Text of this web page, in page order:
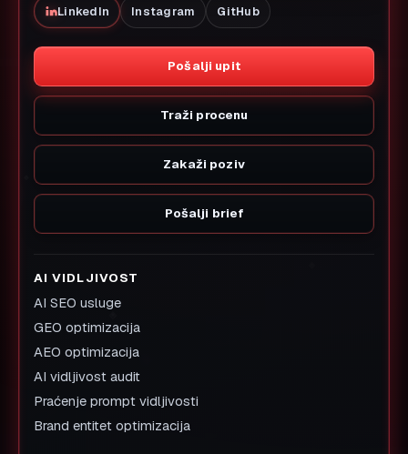
LinkedIn Instagram GitHub
Pošalji upit
Traži procenu
Zakaži poziv
Pošalji brief
AI VIDLJIVOST
AI SEO usluge
GEO optimizacija
AEO optimizacija
AI vidljivost audit
Praćenje prompt vidljivosti
Brand entitet optimizacija